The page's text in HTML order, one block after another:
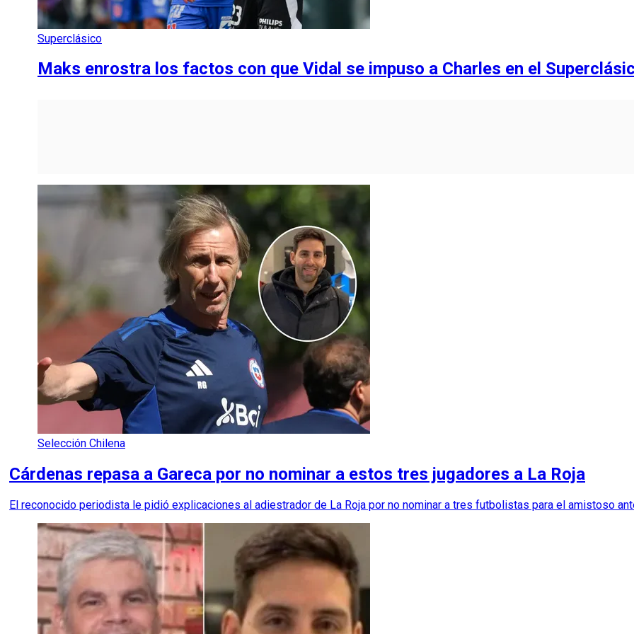
Superclásico
Maks enrostra los factos con que Vidal se impuso a Charles en el
Selección Chilena
Cárdenas repasa a Gareca por no nominar a estos tres jugadores a La Roja
El reconocido periodista le pidió explicaciones al adiestrador de La Roja por no nominar a tres futbolistas para el amistoso